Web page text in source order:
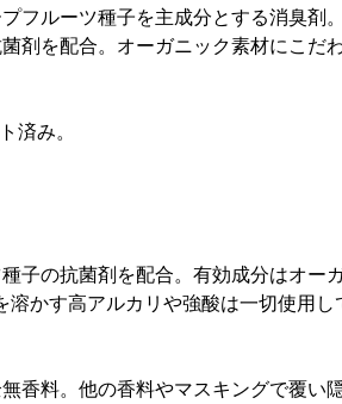
フルーツ種子を主成分とする消臭剤
剤を配合。オーガニック素材にこだ
済み。
子の抗菌剤を配合。有効成分はオー
かす高アルカリや強酸は一切使用し
香料。他の香料やマスキングで覆い